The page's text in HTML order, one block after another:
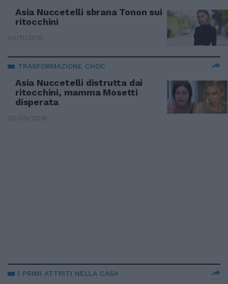
Asia Nuccetelli sbrana Tonon sui
ritocchini
04/11/2018
TRASFORMAZIONE CHOC
Asia Nuccetelli distrutta dai
ritocchini, mamma Mosetti
disperata
30/09/2018
I PRIMI ATTRITI NELLA CASA